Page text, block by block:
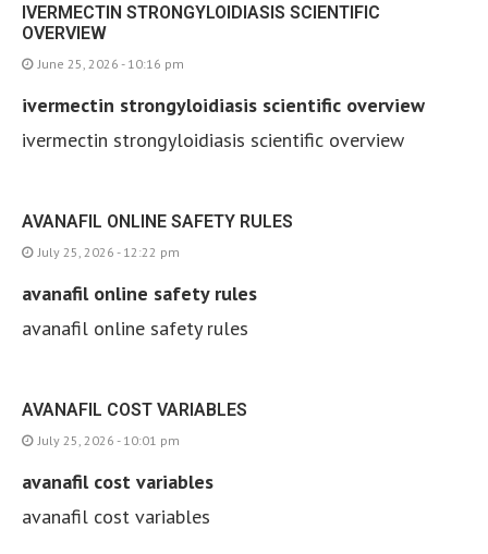
IVERMECTIN STRONGYLOIDIASIS SCIENTIFIC
OVERVIEW
June 25, 2026 - 10:16 pm
ivermectin strongyloidiasis scientific overview
ivermectin strongyloidiasis scientific overview
AVANAFIL ONLINE SAFETY RULES
July 25, 2026 - 12:22 pm
avanafil online safety rules
avanafil online safety rules
AVANAFIL COST VARIABLES
July 25, 2026 - 10:01 pm
avanafil cost variables
avanafil cost variables